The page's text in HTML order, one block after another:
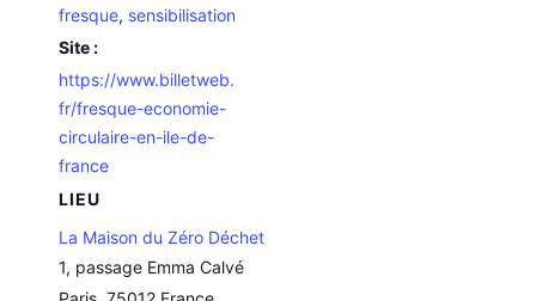
fresque, sensibilisation
Site :
https://www.billetweb.
fr/fresque-economie-
circulaire-en-ile-de-
france
LIEU
La Maison du Zéro Déchet
1, passage Emma Calvé